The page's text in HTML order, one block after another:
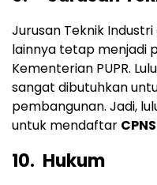
Jurusan Teknik
lainnya tetap menjadi
Kementerian PUPR.
sangat dibutuhkan
pembangunan. Jadi,
untuk mendaftar
10. Hukum